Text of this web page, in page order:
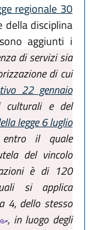
regionale 30
della disciplina
aggiunti i
di servizi sia
di cui
22 gennaio
culturali e del
legge 6 luglio
il quale
del vincolo
è di 120
si applica
4, dello stesso
, in luogo degli